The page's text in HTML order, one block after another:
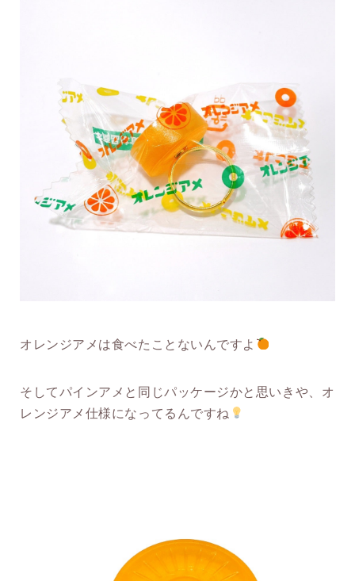
オレンジアメは食べたことないんですよ
そしてパインアメと同じパッケージかと思いきや、オ
レンジアメ仕様になってるんですね